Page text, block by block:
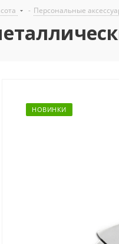
- Персональные
НОВИНКИ